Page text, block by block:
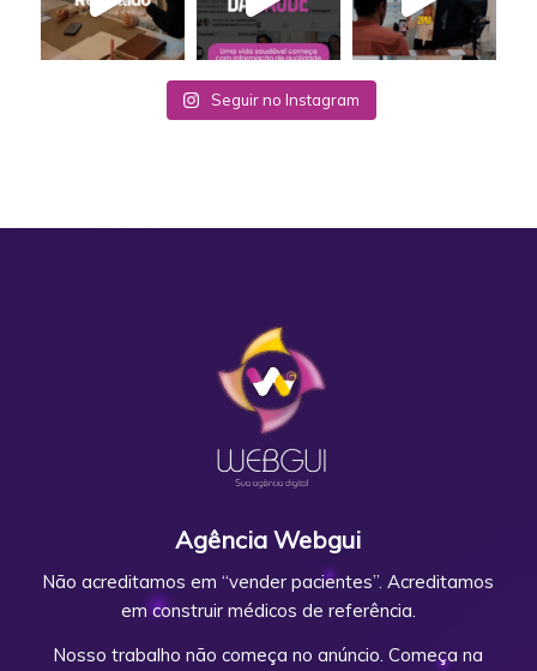
Seguir no Instagram
Agência Webgui
Não acreditamos em “vender pacientes”. Acreditamos
em construir médicos de referência.
Nosso trabalho não começa no anúncio. Começa na